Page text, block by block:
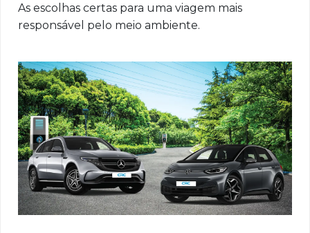
As escolhas certas para uma viagem mais
responsável pelo meio ambiente.